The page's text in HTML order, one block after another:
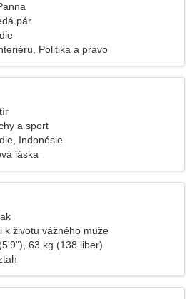
pár
Politika a právo
a sport
Indonésie
láska
k životu vážného muže
63 kg (138 liber)